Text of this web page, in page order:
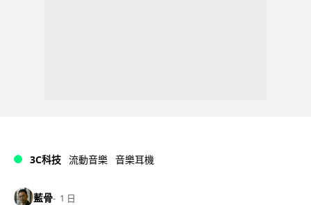
3C科技 流動音樂 音樂耳機
藍骨 1 日